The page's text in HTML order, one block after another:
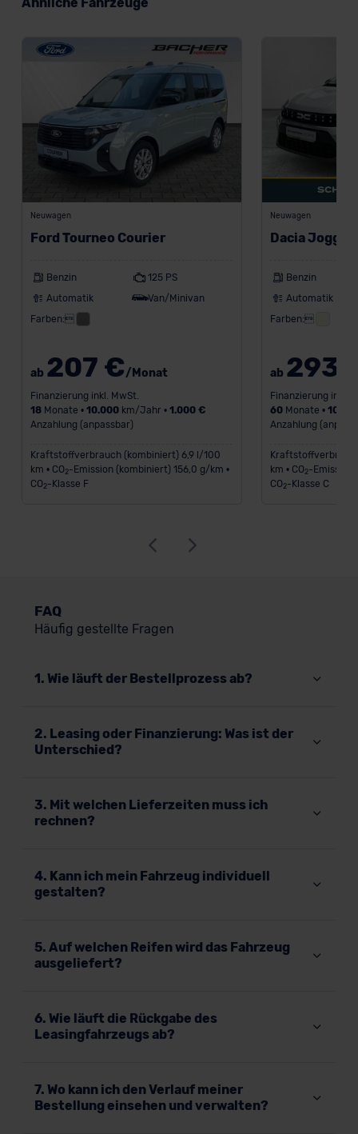
Neuwagen
Ford Tourneo Courier
Benzin
125 PS
Automatik
Van/Minivan
Farben:
ab 207 €/Monat
Finanzierung inkl. MwSt.
18Monate • 10.000km/Jahr • 1.000 €
Anzahlung (anpassbar)
Kraftstoffverbrauch (kombiniert) 6,9 l/100
km • CO 2-Emission (kombiniert) 156,0 g/km •
CO 2-Klasse F
Neuwagen
Dacia Jogger
Benzin
Automatik
Farben:
ab 293
Finanzierung inkl.
60Monate •
Anzahlung
km • CO 2-Emission
CO 2-Klasse C
FAQ
Häufig gestellte Fragen
1. Wie läuft der Bestellprozess ab?
2. Leasing oder Finanzierung: Was ist der
Unterschied?
3. Mit welchen Lieferzeiten muss ich
rechnen?
4. Kann ich mein Fahrzeug individuell
gestalten?
5. Auf welchen Reifen wird das Fahrzeug
ausgeliefert?
6. Wie läuft die Rückgabe des
Leasingfahrzeugs ab?
7. Wo kann ich den Verlauf meiner
Bestellung einsehen und verwalten?